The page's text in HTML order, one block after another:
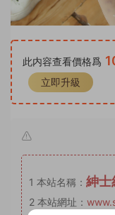
此内容查看價格爲
立即升級
1 本站名稱： 紳士
2 本站網址：